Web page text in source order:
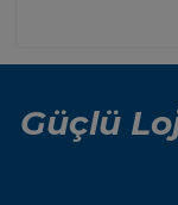
Güçlü